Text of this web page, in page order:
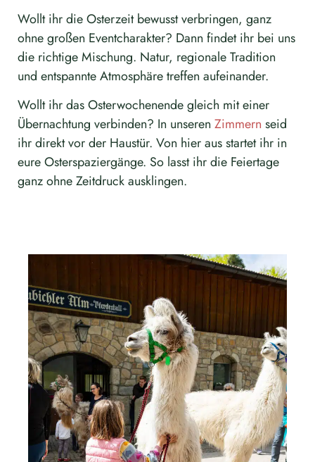
Wollt ihr die Osterzeit bewusst verbringen, ganz
ohne großen Eventcharakter? Dann findet ihr bei uns
die richtige Mischung. Natur, regionale Tradition
und entspannte Atmosphäre treffen aufeinander.
Wollt ihr das Osterwochenende gleich mit einer
Übernachtung verbinden? In unseren Zimmern seid
ihr direkt vor der Haustür. Von hier aus startet ihr in
eure Osterspaziergänge. So lasst ihr die Feiertage
ganz ohne Zeitdruck ausklingen.